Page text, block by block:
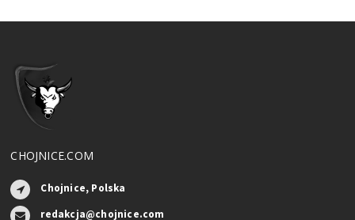
CHOJNICE.COM
Chojnice, Polska
redakcja@chojnice.com